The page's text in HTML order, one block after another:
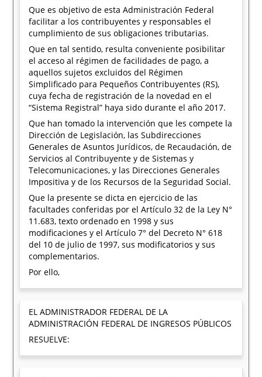
Que es objetivo de esta Administración Federal
facilitar a los contribuyentes y responsables el
cumplimiento de sus obligaciones tributarias.
Que en tal sentido, resulta conveniente posibilitar
el acceso al régimen de facilidades de pago, a
aquellos sujetos excluidos del Régimen
Simplificado para Pequeños Contribuyentes (RS),
cuya fecha de registración de la novedad en el
“Sistema Registral” haya sido durante el año 2017.
Que han tomado la intervención que les compete la
Dirección de Legislación, las Subdirecciones
Generales de Asuntos Jurídicos, de Recaudación, de
Servicios al Contribuyente y de Sistemas y
Telecomunicaciones, y las Direcciones Generales
Impositiva y de los Recursos de la Seguridad Social.
Que la presente se dicta en ejercicio de las
facultades conferidas por el Artículo 32 de la Ley N°
11.683, texto ordenado en 1998 y sus
modificaciones y el Artículo 7° del Decreto N° 618
del 10 de julio de 1997, sus modificatorios y sus
complementarios.
Por ello,
EL ADMINISTRADOR FEDERAL DE LA
ADMINISTRACIÓN FEDERAL DE INGRESOS PÚBLICOS
RESUELVE: